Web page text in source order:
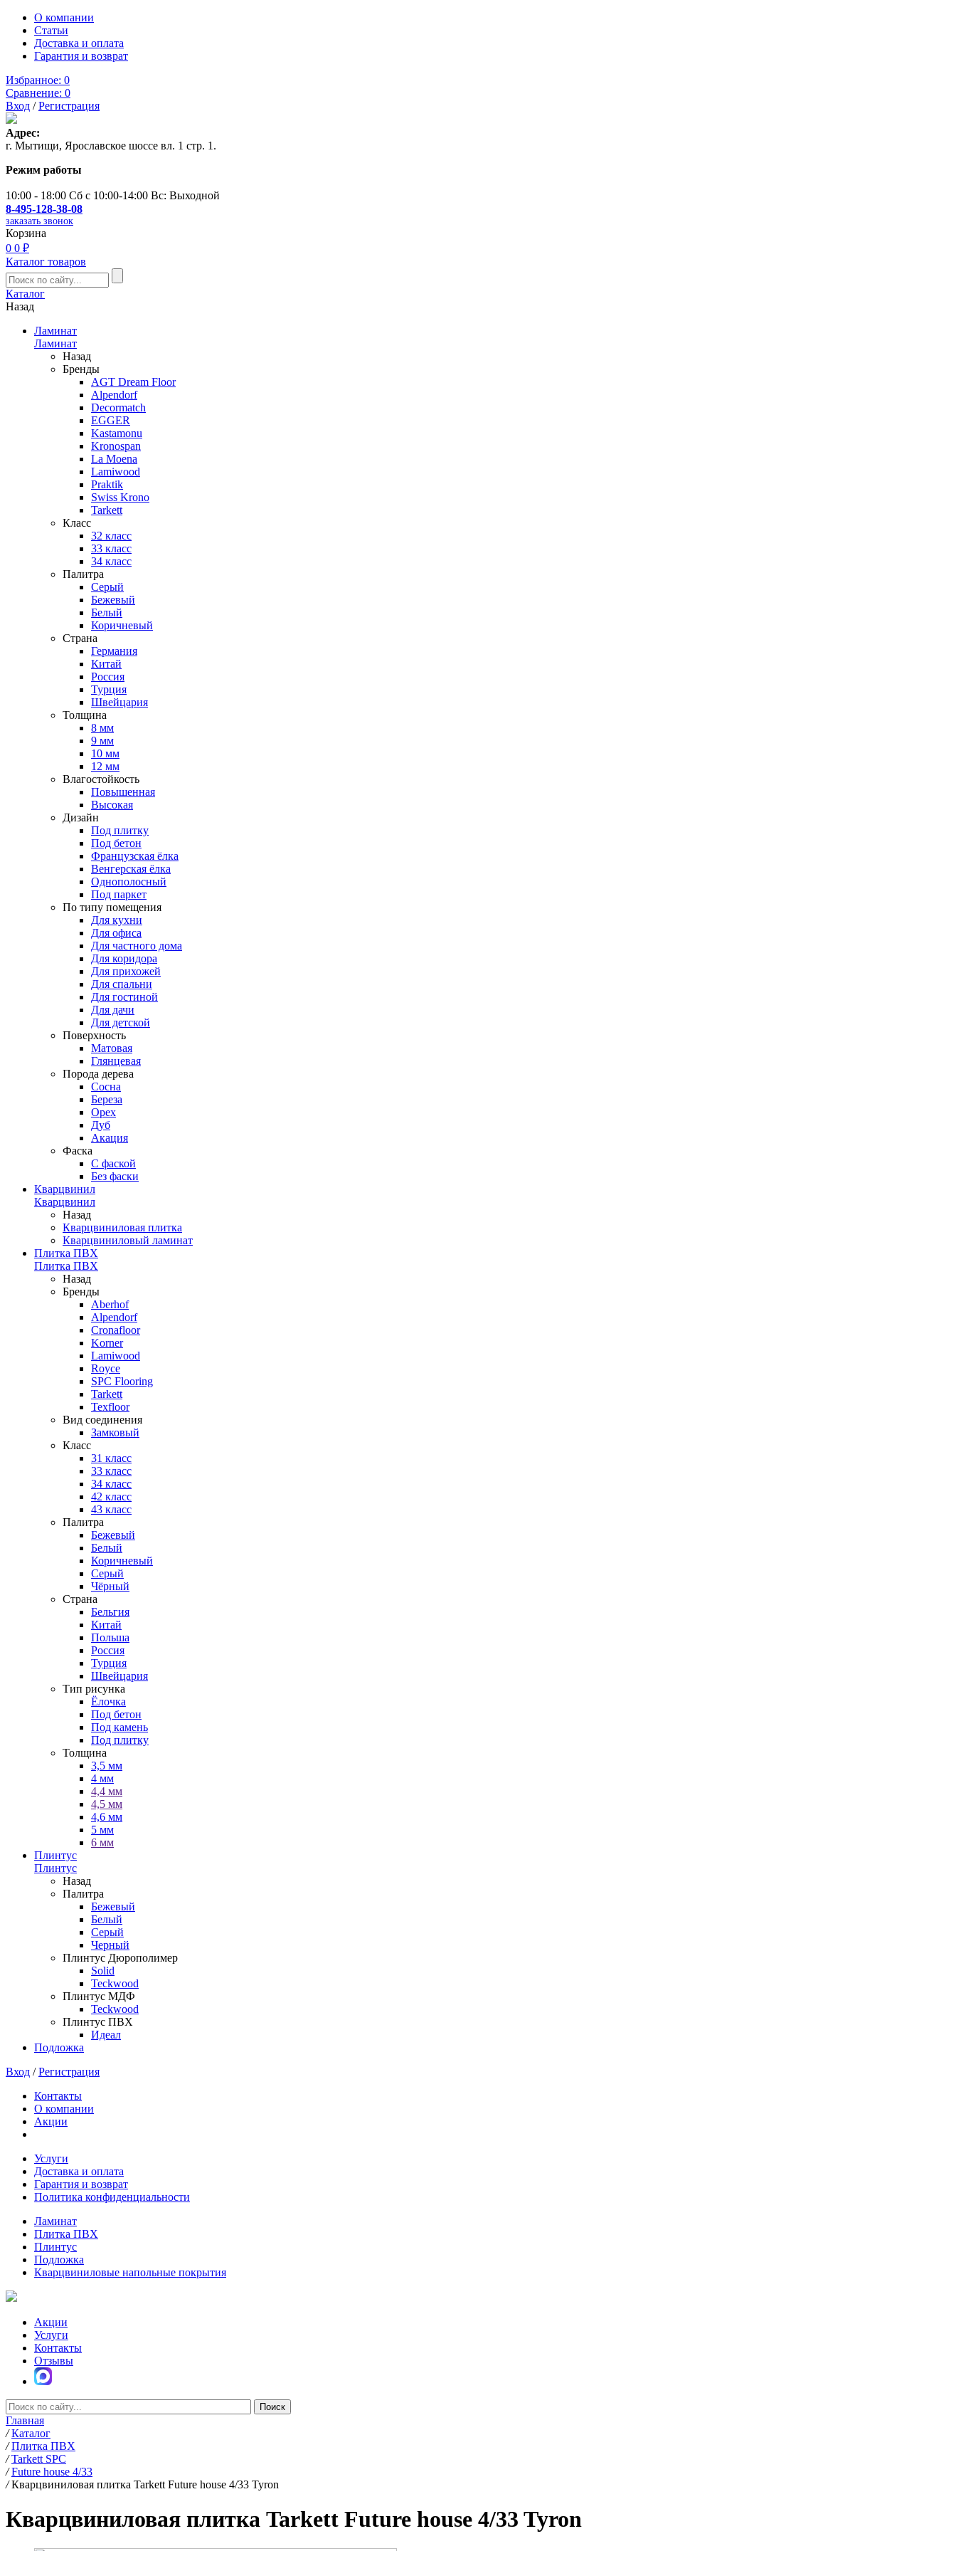
О компании
Статьи
Доставка и оплата
Гарантия и возврат
Избранное: 0
Сравнение: 0
Вход /Регистрация
Адрес:
г. Мытищи, Ярославское шоссе вл. 1 стр. 1.
Режим работы
10:00 - 18:00 Сб с 10:00-14:00 Вс: Выходной
8-495-128-38-08
заказать звонок
Корзина
0 0 ₽
Каталог товаров
Каталог
Назад
Ламинат
Ламинат
Назад
Бренды
AGT Dream Floor
Alpendorf
Decormatch
EGGER
Kastamonu
Kronospan
La Moena
Lamiwood
Praktik
Swiss Krono
Tarkett
Класс
32 класс
33 класс
34 класс
Палитра
Серый
Бежевый
Белый
Коричневый
Страна
Германия
Китай
Россия
Турция
Швейцария
Толщина
8 мм
9 мм
10 мм
12 мм
Влагостойкость
Повышенная
Высокая
Дизайн
Под плитку
Под бетон
Французская ёлка
Венгерская ёлка
Однополосный
Под паркет
По типу помещения
Для кухни
Для офиса
Для частного дома
Для коридора
Для прихожей
Для спальни
Для гостиной
Для дачи
Для детской
Поверхность
Матовая
Глянцевая
Порода дерева
Сосна
Береза
Орех
Дуб
Акация
Фаска
С фаской
Без фаски
Кварцвинил
Кварцвинил
Назад
Кварцвиниловая плитка
Кварцвиниловый ламинат
Плитка ПВХ
Плитка ПВХ
Назад
Бренды
Aberhof
Alpendorf
Cronafloor
Korner
Lamiwood
Royce
SPC Flooring
Tarkett
Texfloor
Вид соединения
Замковый
Класс
31 класс
33 класс
34 класс
42 класс
43 класс
Палитра
Бежевый
Белый
Коричневый
Серый
Чёрный
Страна
Бельгия
Китай
Польша
Россия
Турция
Швейцария
Тип рисунка
Ёлочка
Под бетон
Под камень
Под плитку
Толщина
3,5 мм
4 мм
4,4 мм
4,5 мм
4,6 мм
5 мм
6 мм
Плинтус
Плинтус
Назад
Палитра
Бежевый
Белый
Серый
Черный
Плинтус Дюрополимер
Solid
Teckwood
Плинтус МДФ
Teckwood
Плинтус ПВХ
Идеал
Подложка
Вход /Регистрация
Контакты
О компании
Акции
Услуги
Доставка и оплата
Гарантия и возврат
Политика конфиденциальности
Ламинат
Плитка ПВХ
Плинтус
Подложка
Кварцвиниловые напольные покрытия
Акции
Услуги
Контакты
Отзывы
Главная
/ Каталог
/ Плитка ПВХ
/ Tarkett SPC
/ Future house 4/33
/ Кварцвиниловая плитка Tarkett Future house 4/33 Tyron
Кварцвиниловая плитка Tarkett Future house 4/33 Tyron